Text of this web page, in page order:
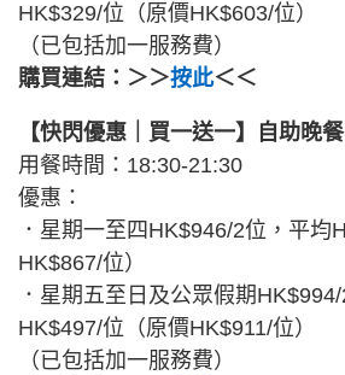
HK$329/位（原價HK$603/位）
（已包括加一服務費）
購買連結：＞＞按此＜＜
【快閃優惠｜買一送一】自助晚餐
用餐時間：18:30-21:30
優惠：
．星期一至四HK$946/2位，平均
HK$867/位）
．星期五至日及公眾假期
HK$497/位（原價HK$911/位）
（已包括加一服務費）